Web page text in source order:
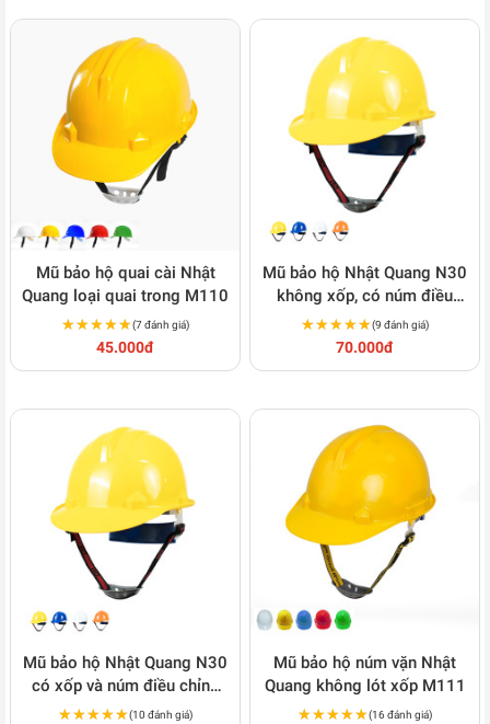
Mũ bảo hộ quai cài Nhật
Quang loại quai trong M110
★★★★★
★★★★★(7 đánh giá)
45.000đ
Mũ bảo hộ Nhật Quang N30
không xốp, có núm điều
chỉnh M122
★★★★★
★★★★★(9 đánh giá)
70.000đ
Mũ bảo hộ Nhật Quang N30
có xốp và núm điều chỉnh
linh hoạt M123
★★★★★
★★★★★(10 đánh giá)
Mũ bảo hộ núm vặn Nhật
Quang không lót xốp M111
★★★★★
★★★★★(16 đánh giá)